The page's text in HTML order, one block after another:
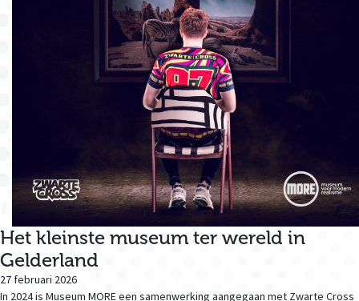
Het kleinste museum ter wereld in
Gelderland
27 februari 2026
In 2024 is Museum MORE een samenwerking aangegaan met Zwarte Cross